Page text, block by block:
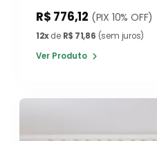
R$ 776,12 (PIX 10% OFF)
12xde R$ 71,86 (sem juros)
Ver Produto